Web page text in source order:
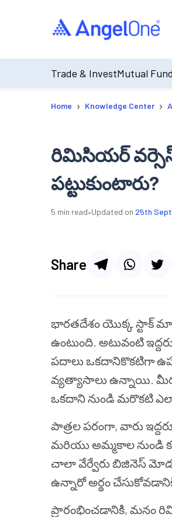
Trade & InvestMutual
Home › Knowledge Center ›
రిమిసియర్ వర్సెస్
పట్టుకుంటారు?
5 min read•Updated on 25th
Share
భారతదేశం యొక్క స్టాక్
ఉంటుంది. అటువంటి
పదాలు ఒకదానికొకటిగా
వ్యత్యాసాలు ఉన్నాయి. మీరు
ఒకదాని నుండి మరొకటి
పాత్రల పరంగా, వారు
మరియు అమ్మకాల నుండి
చాలా వేర్వేరు బిజినెస్
ఉన్నారో అర్థం
ప్రారంభించడానికి, మనం